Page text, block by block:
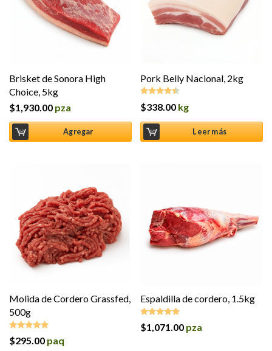
Brisket de Sonora High
Choice, 5kg
$1,930.00 pza
Agregar
Pork Belly Nacional, 2kg
Valorado
5
$338.00 kg
Leer más
Molida de Cordero Grassfed,
500g
Valorado en
$295.00 paq
Espaldilla de cordero, 1.5kg
Valorado en
$1,071.00 pza